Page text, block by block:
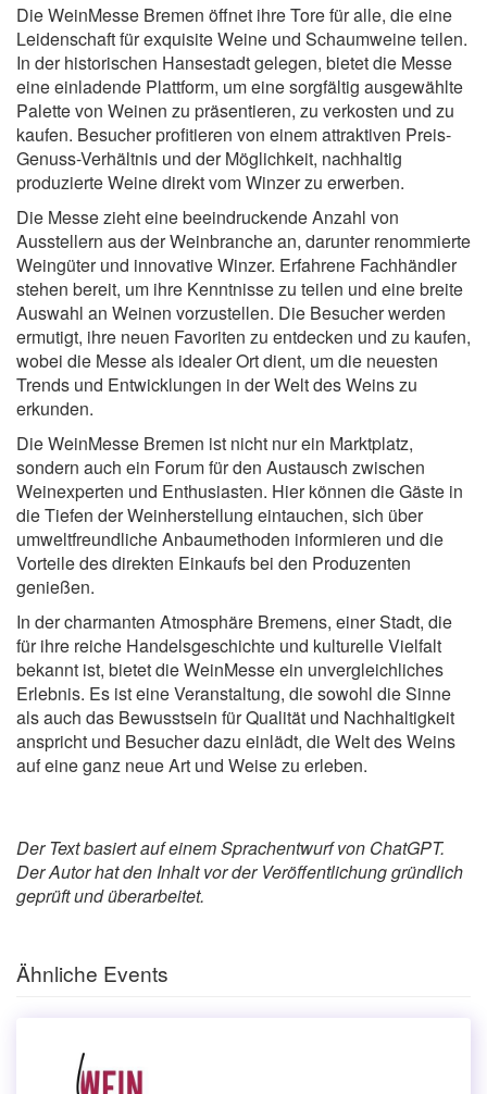
Die WeinMesse Bremen öffnet ihre Tore für alle, die eine
Leidenschaft für exquisite Weine und Schaumweine teilen.
In der historischen Hansestadt gelegen, bietet die Messe
eine einladende Plattform, um eine sorgfältig ausgewählte
Palette von Weinen zu präsentieren, zu verkosten und zu
kaufen. Besucher profitieren von einem attraktiven Preis-
Genuss-Verhältnis und der Möglichkeit, nachhaltig
produzierte Weine direkt vom Winzer zu erwerben.
Die Messe zieht eine beeindruckende Anzahl von
Ausstellern aus der Weinbranche an, darunter renommierte
Weingüter und innovative Winzer. Erfahrene Fachhändler
stehen bereit, um ihre Kenntnisse zu teilen und eine breite
Auswahl an Weinen vorzustellen. Die Besucher werden
ermutigt, ihre neuen Favoriten zu entdecken und zu kaufen,
wobei die Messe als idealer Ort dient, um die neuesten
Trends und Entwicklungen in der Welt des Weins zu
erkunden.
Die WeinMesse Bremen ist nicht nur ein Marktplatz,
sondern auch ein Forum für den Austausch zwischen
Weinexperten und Enthusiasten. Hier können die Gäste in
die Tiefen der Weinherstellung eintauchen, sich über
umweltfreundliche Anbaumethoden informieren und die
Vorteile des direkten Einkaufs bei den Produzenten
genießen.
In der charmanten Atmosphäre Bremens, einer Stadt, die
für ihre reiche Handelsgeschichte und kulturelle Vielfalt
bekannt ist, bietet die WeinMesse ein unvergleichliches
Erlebnis. Es ist eine Veranstaltung, die sowohl die Sinne
als auch das Bewusstsein für Qualität und Nachhaltigkeit
anspricht und Besucher dazu einlädt, die Welt des Weins
auf eine ganz neue Art und Weise zu erleben.
Der Text basiert auf einem Sprachentwurf von ChatGPT.
Der Autor hat den Inhalt vor der Veröffentlichung gründlich
geprüft und überarbeitet.
Ähnliche Events